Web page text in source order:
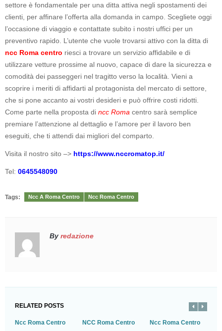
settore è fondamentale per una ditta attiva negli spostamenti dei
clienti, per affinare l’offerta alla domanda in campo. Scegliete oggi
l’occasione di viaggio e contattate subito i nostri uffici per un
preventivo rapido. L’utente che vuole trovarsi attivo con la ditta di
ncc Roma centro riesci a trovare un servizio affidabile e di
utilizzare vetture prossime al nuovo, capace di dare la sicurezza e
comodità dei passeggeri nel tragitto verso la località. Vieni a
scoprire i meriti di affidarti al protagonista del mercato di settore,
che si pone accanto ai vostri desideri e può offrire costi ridotti.
Come parte nella proposta di ncc Roma centro sarà semplice
premiare l’attenzione al dettaglio e l’amore per il lavoro ben
eseguiti, che ti attendi dai migliori del comparto.
Visita il nostro sito –> https://www.nccromatop.it/
Tel: 0645548090
Tags: Ncc A Roma Centro Ncc Roma Centro
By redazione
RELATED POSTS
Ncc Roma Centro NCC Roma Centro Ncc Roma Centro